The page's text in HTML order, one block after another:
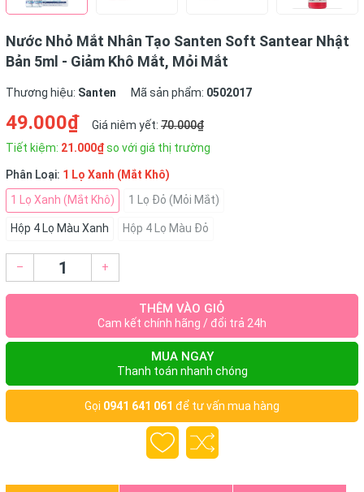
Nước Nhỏ Mắt Nhân Tạo Santen Soft Santear Nhật
Bản 5ml - Giảm Khô Mắt, Mỏi Mắt
Thương hiệu: Santen Mã sản phẩm: 0502017
49.000₫ Giá niêm yết: 70.000₫
Tiết kiệm: 21.000₫so với giá thị trường
Phân Loại: 1 Lọ Xanh (Mắt Khô)
1 Lọ Xanh (Mắt Khô)
1 Lọ Đỏ (Mỏi Mắt)
Hộp 4 Lọ Màu Xanh Hộp 4 Lọ Màu Đỏ
– +
THÊM VÀO GIỎ
Cam kết chính hãng / đổi trả 24h
MUA NGAY
Thanh toán nhanh chóng
Gọi 0941 641 061 để tư vấn mua hàng